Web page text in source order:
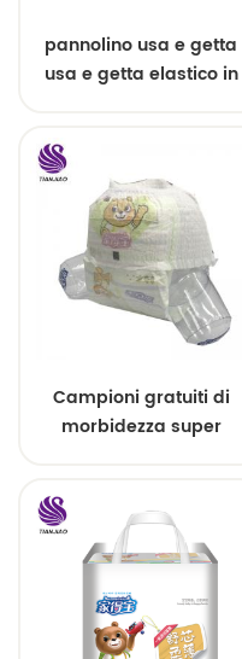
pannolino usa e getta
usa e getta elastico in
Campioni gratuiti di
morbidezza super